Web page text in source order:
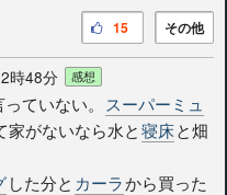
その他
15
時48分 感想
ていない。
スーパーミュ
家がないなら水と寝床と畑
した分と カーラから買った